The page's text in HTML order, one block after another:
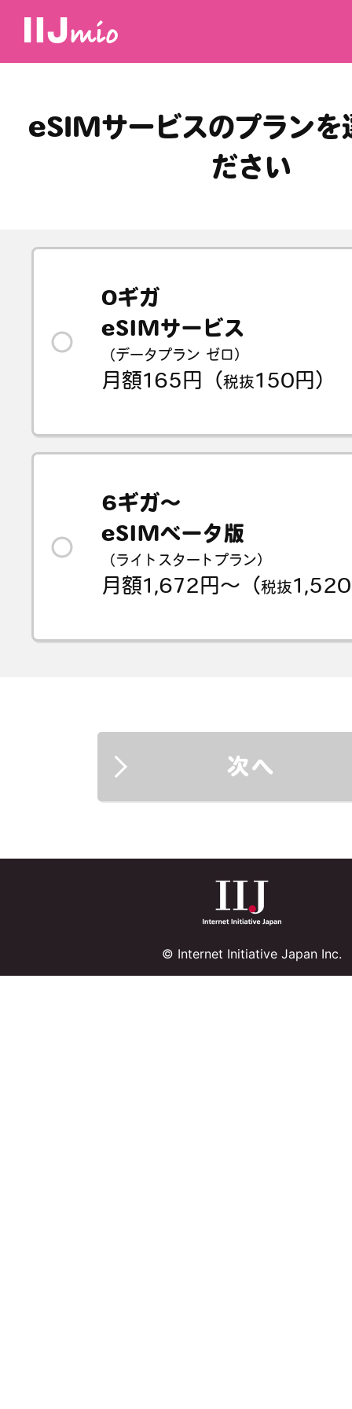
eSIMサービスのプランを
ださい
0ギガ
eSIMサービス
（データプラン ゼロ）
月額165円（税抜150円）
6ギガ～
eSIMベータ版
（ライトスタートプラン）
月額1,672円～（税抜
次へ
© Internet Initiative Japan Inc.